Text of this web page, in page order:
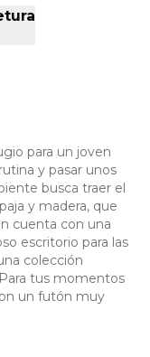
para un joven
y pasar unos
busca traer el
y madera, que
cuenta con una
escritorio para las
colección
tus momentos
un futón muy